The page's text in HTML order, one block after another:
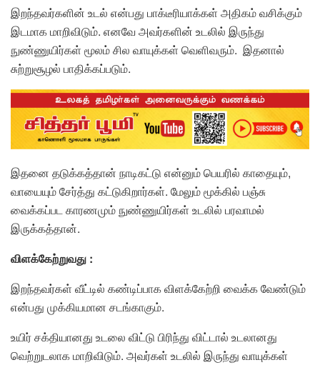
இறந்தவர்களின் உடல் என்பது பாக்டீரியாக்கள் அதிகம் வசிக்கும்
இடமாக மாறிவிடும். எனவே அவர்களின் உடலில் இருந்து
நுண்ணுயிர்கள் மூலம் சில வாயுக்கள் வெளிவரும். இதனால்
சுற்றுசூழல் பாதிக்கப்படும்.
இதனை தடுக்கத்தான் நாடிகட்டு என்னும் பெயரில் காதையும்,
வாயையும் சேர்த்து கட்டுகிறார்கள். மேலும் மூக்கில் பஞ்சு
வைக்கப்பட காரணமும் நுண்ணுயிர்கள் உடலில் பரவாமல்
இருக்கத்தான்.
விளக்கேற்றுவது :
இறந்தவர்கள் வீட்டில் கண்டிப்பாக விளக்கேற்றி வைக்க வேண்டும்
என்பது முக்கியமான சடங்காகும்.
உயிர் சக்தியானது உடலை விட்டு பிரிந்து விட்டால் உடலானது
வெற்றுடலாக மாறிவிடும். அவர்கள் உடலில் இருந்து வாயுக்கள்